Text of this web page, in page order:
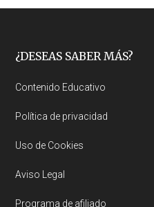
Footer
¿DESEAS SABER MÁS?
Contenido Educativo
Política de privacidad
Uso de Cookies
Aviso Legal
Programa de afiliado